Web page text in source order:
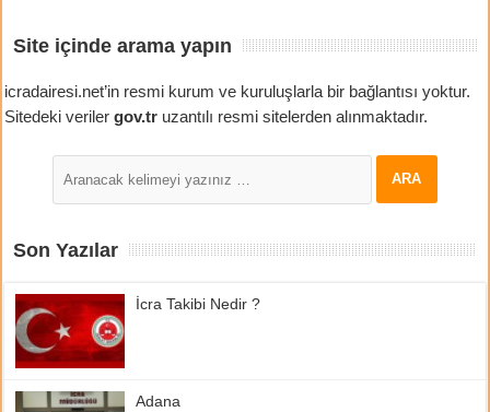
Site içinde arama yapın
icradairesi.net’in resmi kurum ve kuruluşlarla bir bağlantısı yoktur.
Sitedeki verilergov.tr uzantılı resmi sitelerden alınmaktadır.
Son Yazılar
İcra Takibi Nedir ?
Adana